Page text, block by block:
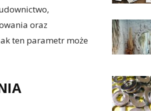
oraz
ten parametr może